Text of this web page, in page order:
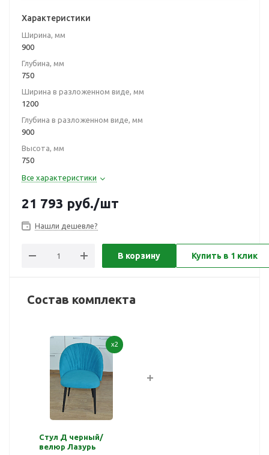
Характеристики
Ширина, мм
900
Глубина, мм
750
Ширина в разложенном виде, мм
1200
Глубина в разложенном виде, мм
900
Высота, мм
750
Все характеристики
21 793 руб./шт
Нашли дешевле?
В корзину Купить в 1 клик
Состав комплекта
x2
Стул Д черный/
велюр Лазурь